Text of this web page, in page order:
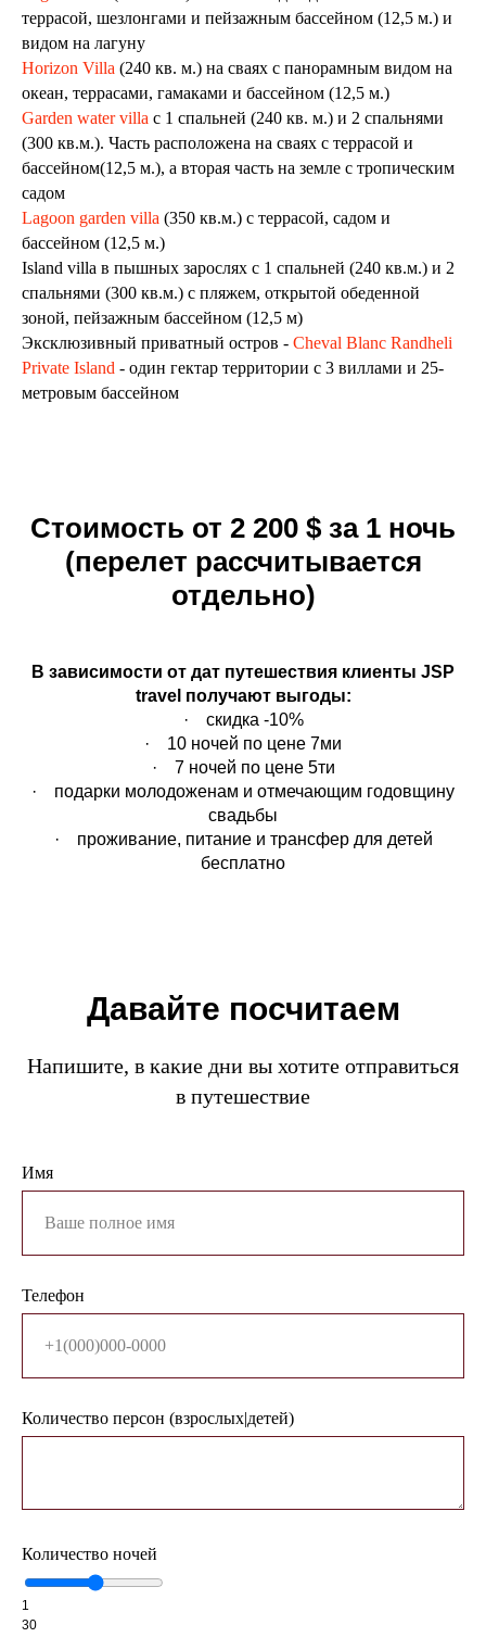
террасой, шезлонгами и пейзажным бассейном (12,5 м.) и
видом на лагуну
Horizon Villa (240 кв. м.) на сваях с панорамным видом на
океан, террасами, гамаками и бассейном (12,5 м.)
Garden water villa с 1 спальней (240 кв. м.) и 2 спальнями
(300 кв.м.). Часть расположена на сваях с террасой и
бассейном(12,5 м.), а вторая часть на земле с тропическим
садом
Lagoon garden villa (350 кв.м.) с террасой, садом и
бассейном (12,5 м.)
Island villa в пышных зарослях с 1 спальней (240 кв.м.) и 2
спальнями (300 кв.м.) с пляжем, открытой обеденной
зоной, пейзажным бассейном (12,5 м)
Эксклюзивный приватный остров - Cheval Blanc Randheli
Private Island - один гектар территории с 3 виллами и 25-
метровым бассейном
Стоимость от 2 200 $ за 1 ночь
(перелет рассчитывается
отдельно)
В зависимости от дат путешествия клиенты JSP
travel получают выгоды:
· скидка -10%
· 10 ночей по цене 7ми
· 7 ночей по цене 5ти
· подарки молодоженам и отмечающим годовщину
свадьбы
· проживание, питание и трансфер для детей
бесплатно
Давайте посчитаем
Напишите, в какие дни вы хотите отправиться
в путешествие
Имя
Телефон
Количество персон (взрослых|детей)
Количество ночей
1
30